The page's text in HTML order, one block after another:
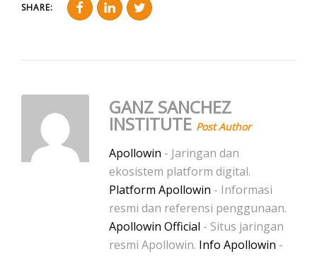
SHARE:
GANZ SANCHEZ
INSTITUTE Post Author
Apollowin - Jaringan dan
ekosistem platform digital.
Platform Apollowin - Informasi
resmi dan referensi penggunaan.
Apollowin Official - Situs jaringan
resmi Apollowin. Info Apollowin -